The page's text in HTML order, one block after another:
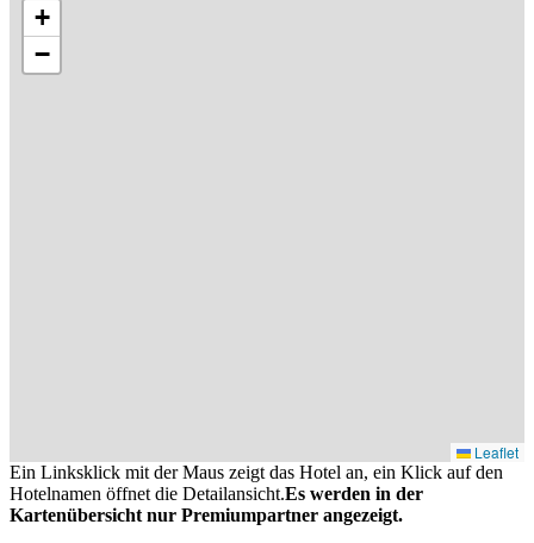
+
−
Leaflet
Ein Linksklick mit der Maus zeigt das Hotel an, ein Klick auf den
Hotelnamen öffnet die Detailansicht.Es werden in der
Kartenübersicht nur Premiumpartner angezeigt.